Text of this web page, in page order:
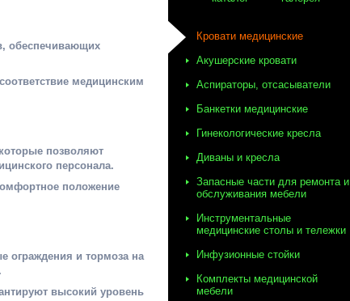
обеспечивающих
медицинским
позволяют
персонала.
положение
ограждения и тормоза на
высокий уровень
Кровати медицинские
Акушерские кровати
Аспираторы, отсасыватели
Банкетки медицинские
Гинекологические кресла
Диваны и кресла
Запасные части для ремонта и
обслуживания мебели
Инструментальные
медицинские столы и тележки
Инфузионные стойки
Комплекты медицинской
мебели